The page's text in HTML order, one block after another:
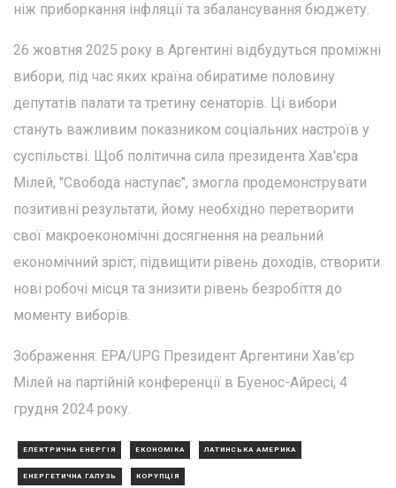
ніж приборкання інфляції та збалансування бюджету.
26 жовтня 2025 року в Аргентині відбудуться проміжні
вибори, під час яких країна обиратиме половину
депутатів палати та третину сенаторів. Ці вибори
стануть важливим показником соціальних настроїв у
суспільстві. Щоб політична сила президента Хав'єра
Мілей, "Свобода наступає", змогла продемонструвати
позитивні результати, йому необхідно перетворити
свої макроекономічні досягнення на реальний
економічний зріст, підвищити рівень доходів, створити
нові робочі місця та знизити рівень безробіття до
моменту виборів.
Зображення: EPA/UPG Президент Аргентини Хав'єр
Мілей на партійній конференції в Буенос-Айресі, 4
грудня 2024 року.
ЕЛЕКТРИЧНА ЕНЕРГІЯ ЕКОНОМІКА ЛАТИНСЬКА АМЕРИКА
ЕНЕРГЕТИЧНА ГАЛУЗЬ КОРУПЦІЯ